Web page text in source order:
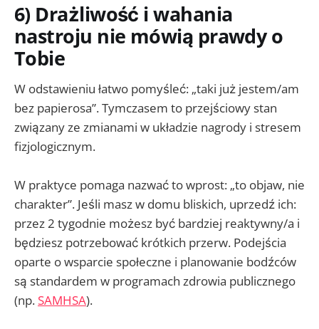
6) Drażliwość i wahania
nastroju nie mówią prawdy o
Tobie
W odstawieniu łatwo pomyśleć: „taki już jestem/am
bez papierosa”. Tymczasem to przejściowy stan
związany ze zmianami w układzie nagrody i stresem
fizjologicznym.
W praktyce pomaga nazwać to wprost: „to objaw, nie
charakter”. Jeśli masz w domu bliskich, uprzedź ich:
przez 2 tygodnie możesz być bardziej reaktywny/a i
będziesz potrzebować krótkich przerw. Podejścia
oparte o wsparcie społeczne i planowanie bodźców
są standardem w programach zdrowia publicznego
(np. SAMHSA).